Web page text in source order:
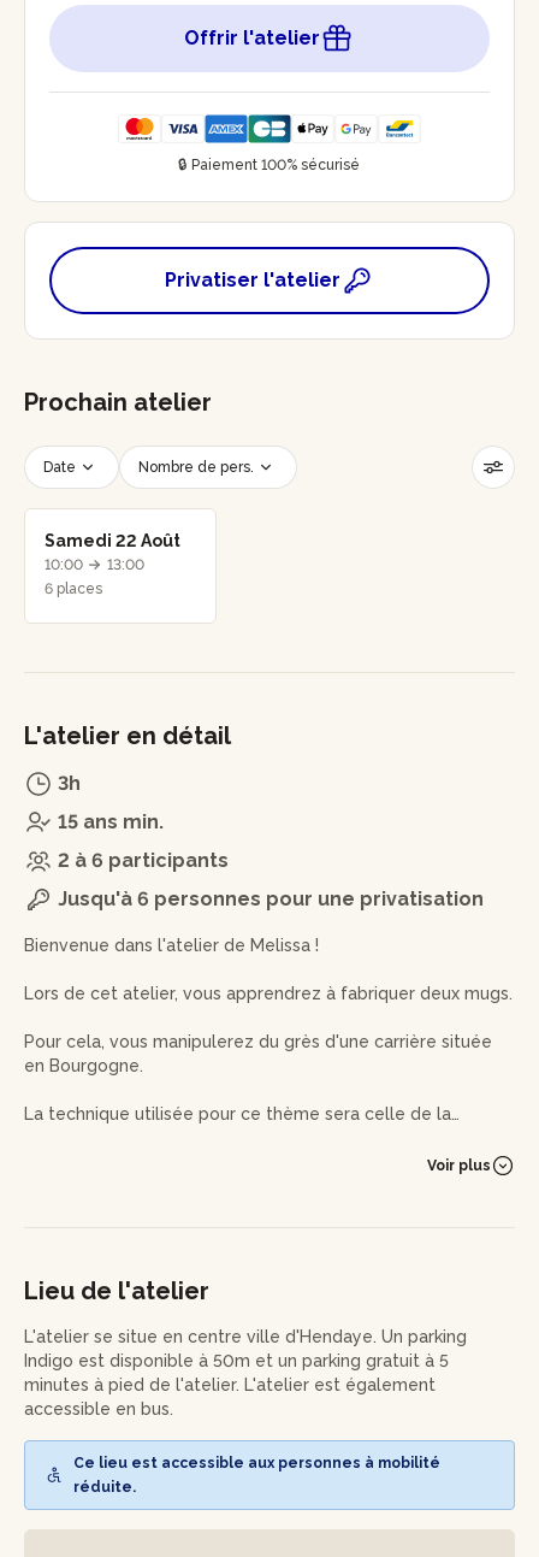
Offrir l'atelier
🔒 Paiement 100% sécurisé
Privatiser l'atelier
Prochain atelier
Date Nombre de pers.
Créneau horaire
Samedi 22 Août
10:00
13:00
6 places
L'atelier en détail
3h
15 ans min.
2 à 6 participants
Jusqu'à 6 personnes pour une privatisation
Bienvenue dans l'atelier de Melissa !
Lors de cet atelier, vous apprendrez à fabriquer deux mugs.
Pour cela, vous manipulerez du grès d'une carrière située
en Bourgogne.
La technique utilisée pour ce thème sera celle de la
bois et d'autres petits outils astucieux viendront compléter
court à votre imagination!
En fonction du temps restant, un décor pourra être
Et hop! Quelques semaines plus tard, au terme des deux
cuissons et de l'émaillage dont se charge Mélissa, le petit
déjeuner aura une saveur différente : vous aurez le plaisir
Voir plus
Lieu de l'atelier
L'atelier se situe en centre ville d'Hendaye. Un parking
Indigo est disponible à 50m et un parking gratuit à 5
minutes à pied de l'atelier. L'atelier est également
accessible en bus.
Ce lieu est accessible aux personnes à mobilité
réduite.